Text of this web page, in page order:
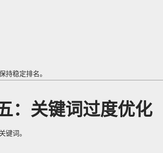
持稳定排名。
：关键词过度优化
键词。